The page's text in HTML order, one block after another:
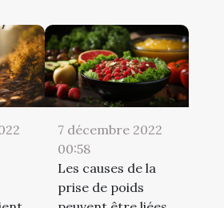
7 décembre 2022
00:58
Les causes de la
prise de poids